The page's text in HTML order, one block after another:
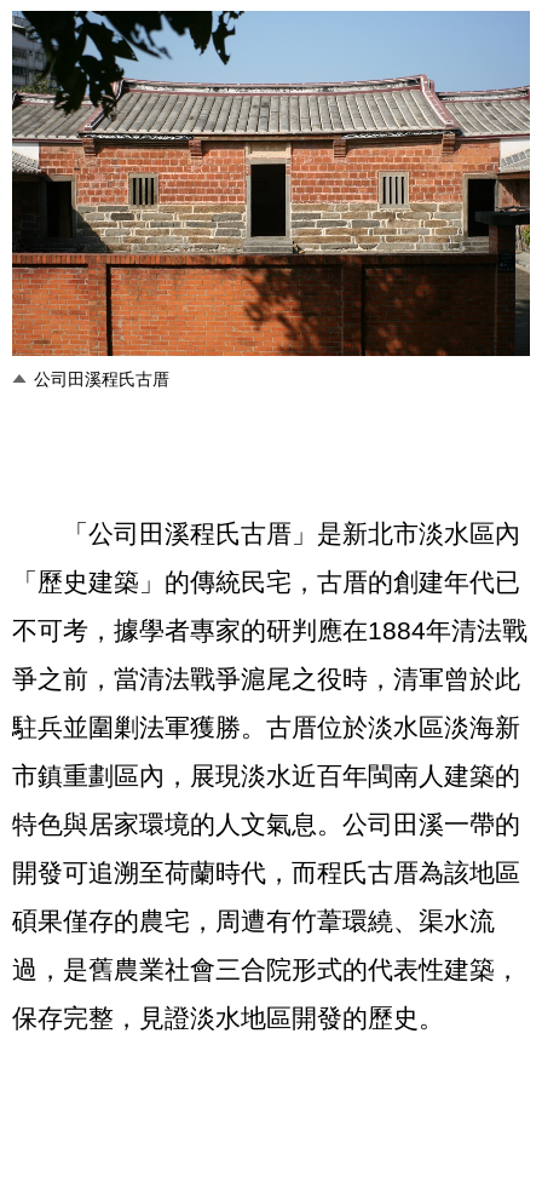
公司田溪程氏古厝
「公司田溪程氏古厝」是新北市淡水區內
「歷史建築」的傳統民宅，古厝的創建年代已
不可考，據學者專家的研判應在1884年清法戰
爭之前，當清法戰爭滬尾之役時，清軍曾於此
駐兵並圍剿法軍獲勝。古厝位於淡水區淡海新
市鎮重劃區內，展現淡水近百年閩南人建築的
特色與居家環境的人文氣息。公司田溪一帶的
開發可追溯至荷蘭時代，而程氏古厝為該地區
碩果僅存的農宅，周遭有竹葦環繞、渠水流
過，是舊農業社會三合院形式的代表性建築，
保存完整，見證淡水地區開發的歷史。